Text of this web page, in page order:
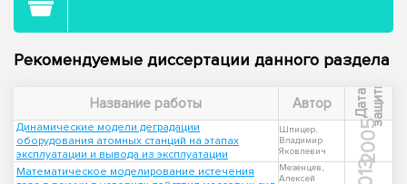
Рекомендуемые диссертации данного раздела
Название работы Автор Д
а
т
а
з
а
щ
и
т ы
Динамические модели деградации
оборудования атомных станций на этапах
эксплуатации и вывода из эксплуатации
Шпицер,
Владимир
Яковлевич
2005
Математическое моделирование истечения
Мезенцев,
Алексей